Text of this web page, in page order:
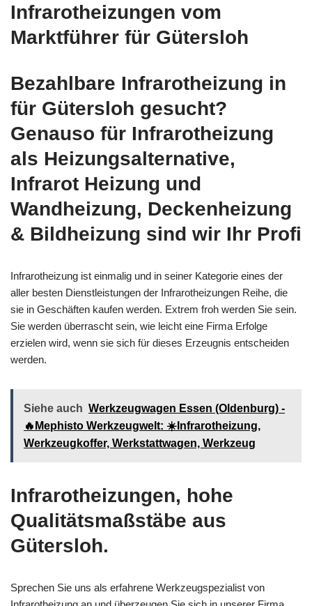
Infrarotheizungen vom
Marktführer für Gütersloh
Bezahlbare Infrarotheizung in
für Gütersloh gesucht?
Genauso für Infrarotheizung
als Heizungsalternative,
Infrarot Heizung und
Wandheizung, Deckenheizung
& Bildheizung sind wir Ihr Profi
Infrarotheizung ist einmalig und in seiner Kategorie eines der
aller besten Dienstleistungen der Infrarotheizungen Reihe, die
sie in Geschäften kaufen werden. Extrem froh werden Sie sein.
Sie werden überrascht sein, wie leicht eine Firma Erfolge
erzielen wird, wenn sie sich für dieses Erzeugnis entscheiden
werden.
Siehe auch Werkzeugwagen Essen (Oldenburg) -
🔥Mephisto Werkzeugwelt: ☀️Infrarotheizung,
Werkzeugkoffer, Werkstattwagen, Werkzeug
Infrarotheizungen, hohe
Qualitätsmaßstäbe aus
Gütersloh.
Sprechen Sie uns als erfahrene Werkzeugspezialist von